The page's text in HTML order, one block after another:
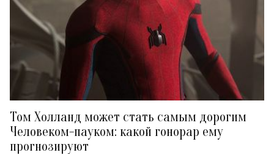
Том Холланд может стать самым дорогим
Человеком-пауком: какой гонорар ему
прогнозируют